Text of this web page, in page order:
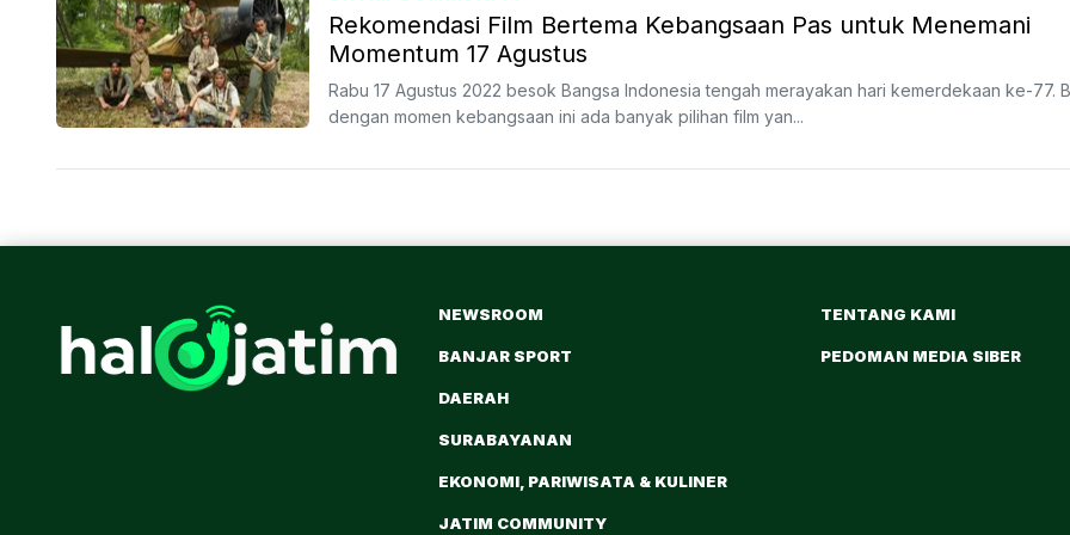
Rekomendasi Film Bertema Kebangsaan Pas untuk Menemani
Momentum 17 Agustus
Rabu 17 Agustus 2022 besok Bangsa Indonesia tengah merayakan hari kemerdekaan ke-77.
dengan momen kebangsaan ini ada banyak pilihan film yan...
NEWSROOM
BANJAR SPORT
DAERAH
SURABAYANAN
EKONOMI, PARIWISATA & KULINER
JATIM COMMUNITY
TENTANG KAMI
PEDOMAN MEDIA SIBER